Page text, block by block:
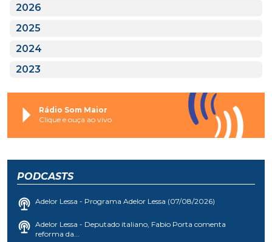
2026
2025
2024
2023
Rádio Som Maior
Clique e ouça ao vivo
PODCASTS
Adelor Lessa - Programa Adelor Lessa (07/08/2026)
Adelor Lessa - Deputado italiano, Fabio Porta comenta
reforma da...